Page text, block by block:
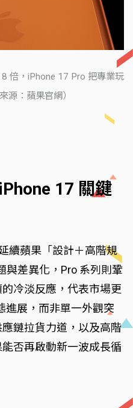
倍，iPhone 17 Pro 把專業玩
源：蘋果官網）
17 關鍵
續蘋果「設計＋高階規
與差異化，Pro 系列則鞏
冷淡反應，代表市場更
進展，而非單一外觀突
鏈拉貨力道，以及高階
否再啟動新一波成長循